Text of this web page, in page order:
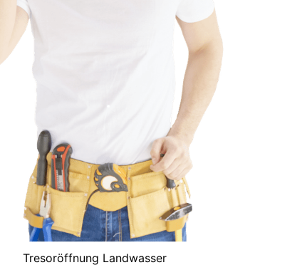
Tresoröffnung Landwasser